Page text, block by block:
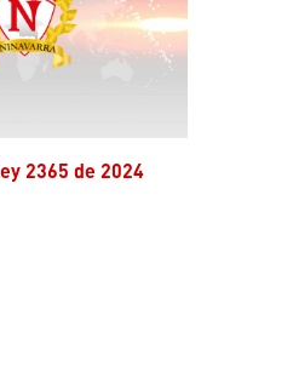
2365 de 2024